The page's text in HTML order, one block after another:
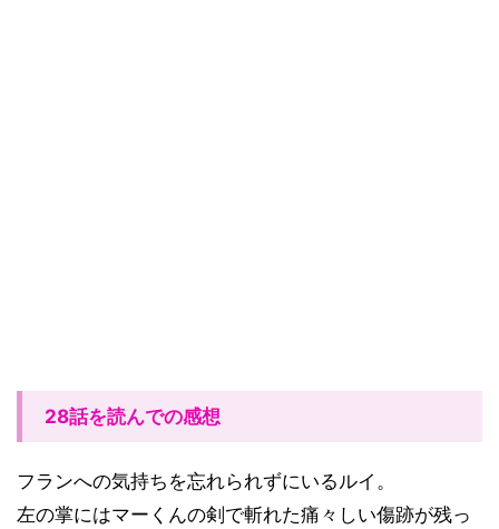
28話を読んでの感想
フランへの気持ちを忘れられずにいるルイ。
左の掌にはマーくんの剣で斬れた痛々しい傷跡が残っ